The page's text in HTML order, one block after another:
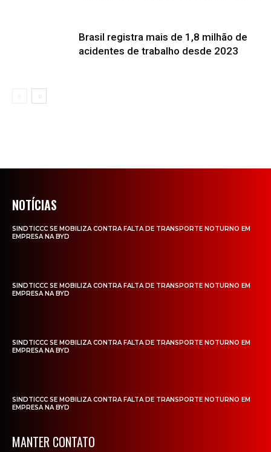
Brasil registra mais de 1,8 milhão de
acidentes de trabalho desde 2023
NOTÍCIAS
SINDTICCC SE MOBILIZA CONTRA FALTA DE TRANSPORTE NOTURNO EM
EMPRESA NA BYD
SINDTICCC SE MOBILIZA CONTRA FALTA DE TRANSPORTE NOTURNO EM
EMPRESA NA BYD
SINDTICCC SE MOBILIZA CONTRA FALTA DE TRANSPORTE NOTURNO EM
EMPRESA NA BYD
SINDTICCC SE MOBILIZA CONTRA FALTA DE TRANSPORTE NOTURNO EM
EMPRESA NA BYD
MANTER CONTATO